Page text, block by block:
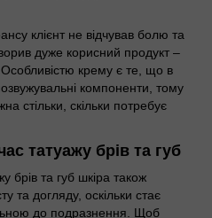
клієнт не відчував болю та
дуже корисний продукт –
крему є те, що в
компоненти, тому
стільки, скільки потребує
татуажу брів та губ
брів та губ шкіра також
та догляду, оскільки стає
до подразнення. Щоб